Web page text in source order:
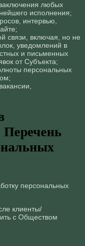
любых
исполнения;
интервью,
связи, включая, но не
уведомлений в
и письменных
от Субъекта;
персональных
персональных
клиенты/
с Обществом